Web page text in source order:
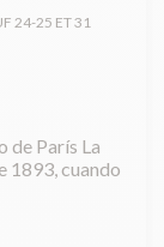
24-25 ET 31
de París La
1893, cuando